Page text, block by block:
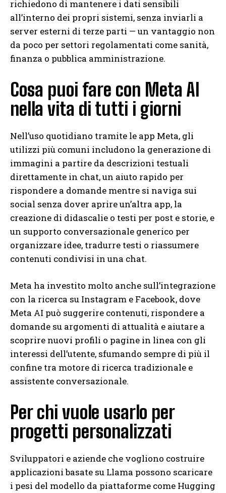
richiedono di mantenere i dati sensibili
all’interno dei propri sistemi, senza inviarli a
server esterni di terze parti — un vantaggio non
da poco per settori regolamentati come sanità,
finanza o pubblica amministrazione.
Cosa puoi fare con Meta AI
nella vita di tutti i giorni
Nell’uso quotidiano tramite le app Meta, gli
utilizzi più comuni includono la generazione di
immagini a partire da descrizioni testuali
direttamente in chat, un aiuto rapido per
rispondere a domande mentre si naviga sui
social senza dover aprire un’altra app, la
creazione di didascalie o testi per post e storie, e
un supporto conversazionale generico per
organizzare idee, tradurre testi o riassumere
contenuti condivisi in una chat.
Meta ha investito molto anche sull’integrazione
con la ricerca su Instagram e Facebook, dove
Meta AI può suggerire contenuti, rispondere a
domande su argomenti di attualità e aiutare a
scoprire nuovi profili o pagine in linea con gli
interessi dell’utente, sfumando sempre di più il
confine tra motore di ricerca tradizionale e
assistente conversazionale.
Per chi vuole usarlo per
progetti personalizzati
Sviluppatori e aziende che vogliono costruire
applicazioni basate su Llama possono scaricare
i pesi del modello da piattaforme come Hugging